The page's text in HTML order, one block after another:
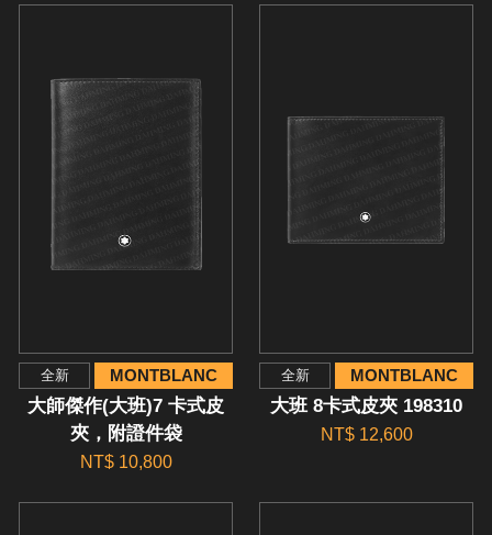
全新 MONTBLANC
大師傑作(大班)7 卡式皮
夾，附證件袋
NT$ 10,800
全新 MONTBLANC
大班 8卡式皮夾 198310
NT$ 12,600